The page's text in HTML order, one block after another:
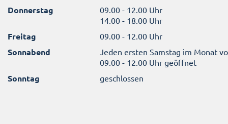
Donnerstag
09.00 - 12.00 Uhr
14.00 - 18.00 Uhr
Freitag 09.00 - 12.00 Uhr
Sonnabend
Jeden ersten Samstag im Monat
09.00 - 12.00 Uhr geöffnet
Sonntag geschlossen